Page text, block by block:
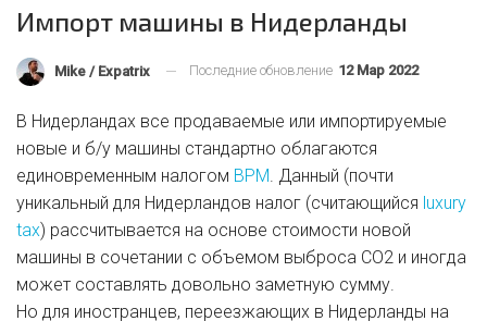
Импорт машины в Нидерланды
Mike / Expatrix Последние обновление 12 Мар 2022
В Нидерландах все продаваемые или импортируемые
новые и б/у машины стандартно облагаются
единовременным налогом BPM . Данный (почти
уникальный для Нидерландов налог (считающийся luxury
tax) рассчитывается на основе стоимости новой
машины в сочетании с объемом выброса CO2 и иногда
может составлять довольно заметную сумму.
Но для иностранцев, переезжающих в Нидерланды на